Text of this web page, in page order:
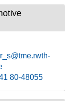
80-48055